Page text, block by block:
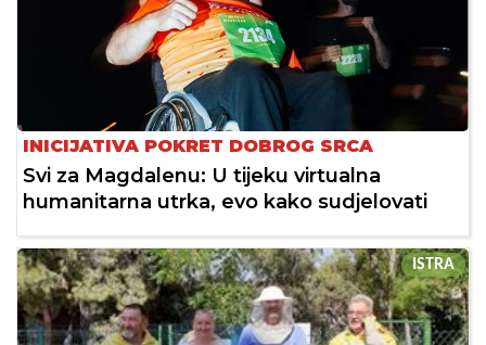
INICIJATIVA POKRET DOBROG SRCA
Svi za Magdalenu: U tijeku virtualna
humanitarna utrka, evo kako sudjelovati
ISTRA